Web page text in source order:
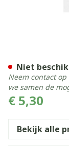
€ 5,30
Niet
Neem contact
we samen de
Bekijk alle